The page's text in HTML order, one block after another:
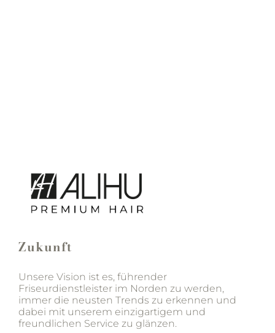
Zukunft
Unsere Vision ist es, führender
Friseurdienstleister im Norden zu werden,
immer die neusten Trends zu erkennen und
dabei mit unserem einzigartigem und
freundlichen Service zu glänzen.